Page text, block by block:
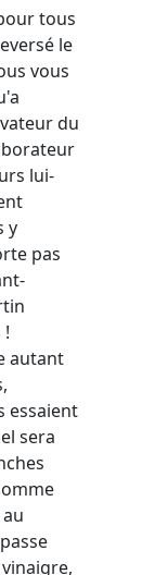
tous
le
vous
du
lui-
y
pas
autant
essaient
sera